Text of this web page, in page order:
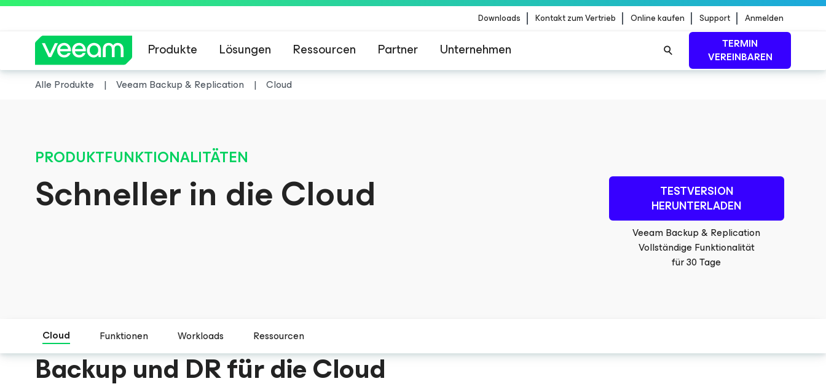
Downloads Kontakt zum Vertrieb Online kaufen Support Anmelden
Produkte Lösungen Ressourcen Partner Unternehmen
TERMIN
VEREINBAREN
Alle Produkte Veeam Backup & Replication Cloud
PRODUKTFUNKTIONALITÄTEN
Schneller in die Cloud
TESTVERSION
HERUNTERLADEN
Veeam Backup & Replication
Vollständige Funktionalität
für 30 Tage
Cloud Funktionen Workloads Ressourcen
Backup und DR für die Cloud